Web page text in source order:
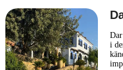
i